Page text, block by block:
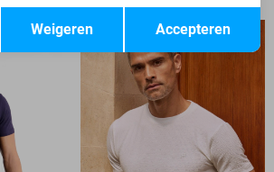
Opslaan
Accepteren
Weigeren